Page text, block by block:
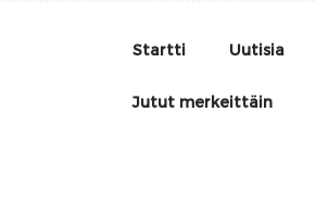
Startti Uutisia
Jutut merkeittäin